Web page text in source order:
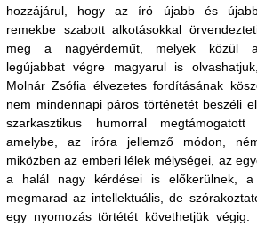
hozzájárul, hogy az író újabb és
remekbe szabott alkotásokkal
meg a nagyérdeműt, melyek közül a
legújabbat végre magyarul is olvashatjuk,
Molnár Zsófia élvezetes fordításának
nem mindennapi páros történetét beszéli
szarkasztikus humorral megtámogatott
amelybe, az íróra jellemző módon,
miközben az emberi lélek mélységei, az
a halál nagy kérdései is előkerülnek, a
megmarad az intellektuális, de
egy nyomozás törtétét követhetjük végig: